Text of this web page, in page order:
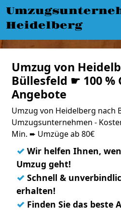
Heidelberg
Umzug von
Büllesfeld ☛ 100 %
Angebote
Umzug von Heidelberg nach
Umzugsunternehmen -
Min. ➨ Umzüge ab 80€
✓ Wir helfen Ihnen,
Umzug geht!
✓ Schnell &
erhalten!
✓ Finden Sie das beste